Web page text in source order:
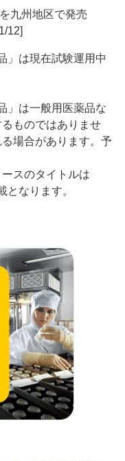
九州地区で発売
12]
」は現在試験運用中
」は一般用医薬品な
ものではありませ
場合があります。予
スのタイトルは
となります。